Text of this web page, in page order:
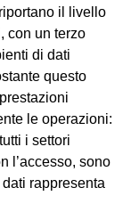
il livello
con un terzo
di dati
questo
le operazioni:
i settori
l’accesso, sono
rappresenta